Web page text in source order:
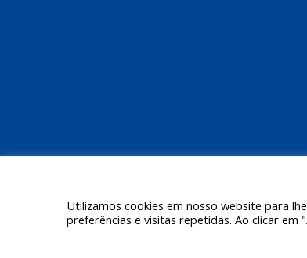
Utilizamos cookies em nosso website para
preferências e visitas repetidas. Ao clicar em